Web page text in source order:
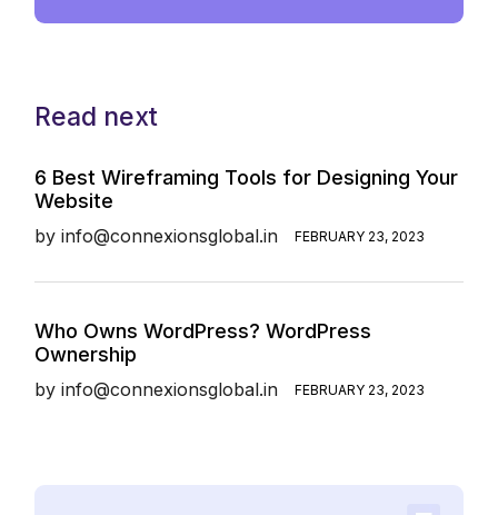
Read next
6 Best Wireframing Tools for Designing Your
Website
by info@connexionsglobal.in FEBRUARY 23, 2023
Who Owns WordPress? WordPress
Ownership
by info@connexionsglobal.in FEBRUARY 23, 2023